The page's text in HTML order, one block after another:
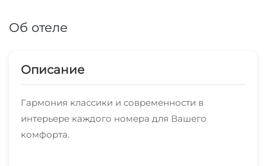
Об отеле
Описание
Гармония классики и современности в
интерьере каждого номера для Вашего
комфорта.